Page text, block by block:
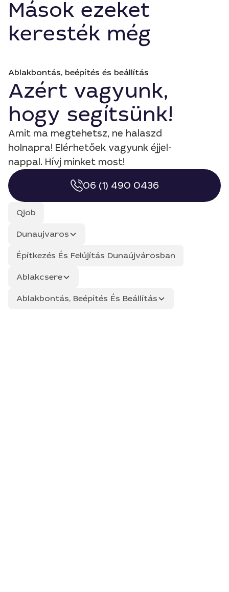
Mások ezeket
keresték még
Ablakbontás, beépítés és beállítás
Azért vagyunk,
hogy segítsünk!
Amit ma megtehetsz, ne halaszd
holnapra! Elérhetőek vagyunk éjjel-
nappal. Hívj minket most!
06 (1) 490 0436
Qjob
Dunaujvaros
Építkezés És Felújítás Dunaújvárosban
Ablakcsere
Ablakbontás, Beépítés És Beállítás